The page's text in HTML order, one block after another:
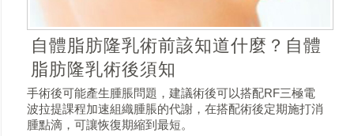
自體脂肪隆乳術前該知道什麼？自體
脂肪隆乳術後須知
手術後可能產生腫脹問題，建議術後可以搭配RF三極電
波拉提課程加速組織腫脹的代謝，在搭配術後定期施打消
腫點滴，可讓恢復期縮到最短。